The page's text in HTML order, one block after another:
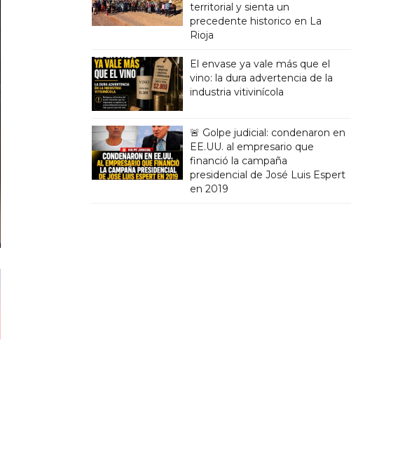
territorial y sienta un
precedente historico en La
Rioja
El envase ya vale más que el
vino: la dura advertencia de la
industria vitivinícola
🚨 Golpe judicial: condenaron en
EE.UU. al empresario que
financió la campaña
presidencial de José Luis Espert
en 2019